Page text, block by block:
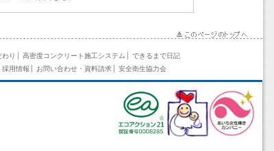
り 高密度コンクリート施工システム
できるまで日記
採用情報 お問い合わせ・資料請求 安全衛生協力会